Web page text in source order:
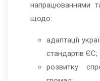
напрацюваннями
щодо:
адаптації
стандартів ЄС;
розвитку